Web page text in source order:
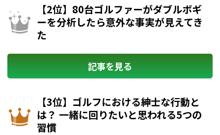
【2位】80台ゴルファーがダブルボギ
ーを分析したら意外な事実が見えてき
た
記事を見る
【3位】ゴルフにおける紳士な行動と
は？ 一緒に回りたいと思われる5つの
習慣